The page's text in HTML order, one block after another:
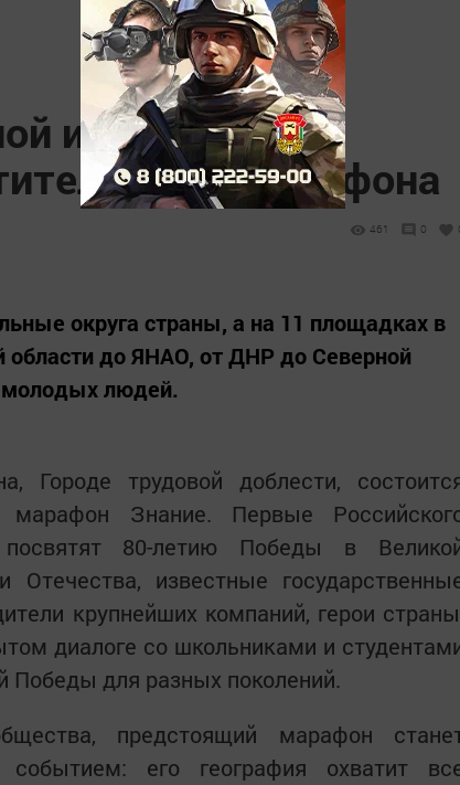
из стартовых
марафона
461 0
округа страны, а на 11 площадках в
области до ЯНАО, от ДНР до Северной
молодых людей.
Городе трудовой доблести,
марафон Знание. Первые
80-летию Победы в
Отечества, известные
крупнейших компаний, герои
диалоге со школьниками и
Победы для разных поколений.
предстоящий марафон
событием: его география охватит